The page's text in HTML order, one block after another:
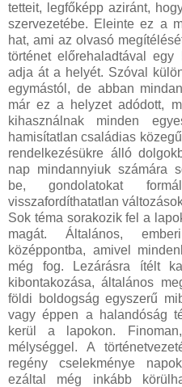
tetteit, legfőképp aziránt,
szervezetébe. Eleinte ez a
hat, ami az olvasó
történet előrehaladtával egy
adja át a helyét. Szóval
egymástól, de abban
már ez a helyzet adódott,
kihasználnak minden
hamisítatlan családias
rendelkezésükre álló
nap mindannyiuk számára
be, gondolatokat
visszafordíthatatlan
Sok téma sorakozik fel a
magát. Általános,
középpontba, amivel
még fog. Lezárásra ítélt
kibontakozása, általános
földi boldogság egyszerű
vagy éppen a halandóság
kerül a lapokon.
mélységgel. A
regény cselekménye
ezáltal még inkább